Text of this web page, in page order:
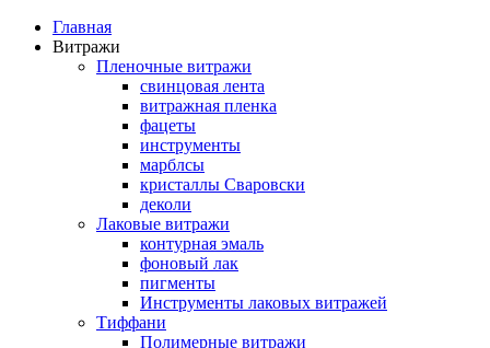
Главная
Витражи
Пленочные витражи
свинцовая лента
витражная пленка
фацеты
инструменты
марблсы
кристаллы Сваровски
деколи
Лаковые витражи
контурная эмаль
фоновый лак
пигменты
Инструменты лаковых витражей
Тиффани
Полимерные витражи